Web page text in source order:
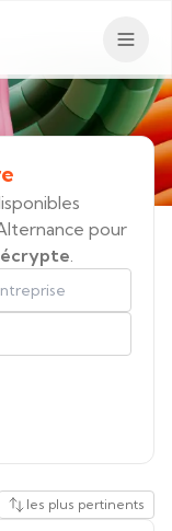
pour
.
les plus pertinents